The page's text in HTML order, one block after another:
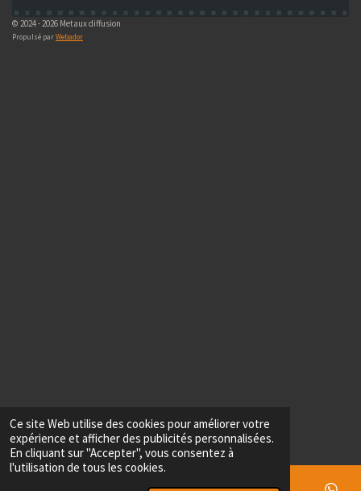
Ce site Web utilise des cookies pour améliorer votre
expérience et afficher des publicités personnalisées.
En cliquant sur "Accepter", vous consentez à
l'utilisation de tous les cookies.
© 2024 - 2026 Metaux diffusion
Propulsé parWebador